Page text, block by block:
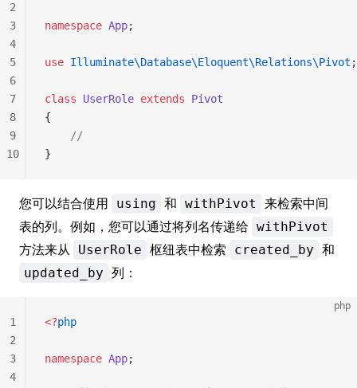
namespace App;
use Illuminate\Database\Eloquent\Relations\Pivot ;
class UserRole extends Pivot
{
    //
}
2
3
4
5
6
7
8
9
10
您可以结合使用 using 和 withPivot
来检索中间
表的列。例如，您可以通过将列名传递给 withPivot
方法来从 UserRole 枢纽表中检索 created_by 和
updated_by 列：
php
<?php
namespace App;
1
2
3
4